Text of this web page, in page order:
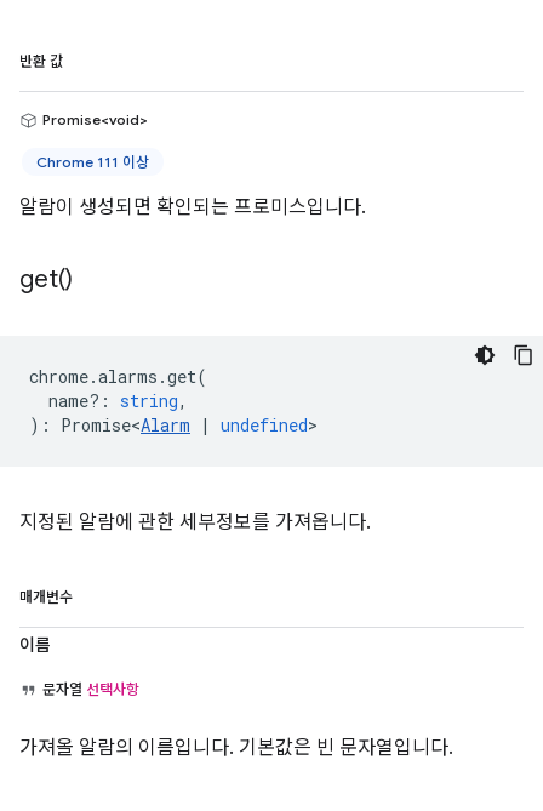
반환 값
Promise<void>
Chrome 111 이상
알람이 생성되면 확인되는 프로미스입니다.
get()
chrome.alarms .get(
name? : string,
) : Promise<Alarm | undefined>
지정된 알람에 관한 세부정보를 가져옵니다.
매개변수
이름
문자열 선택사항
가져올 알람의 이름입니다. 기본값은 빈 문자열입니다.